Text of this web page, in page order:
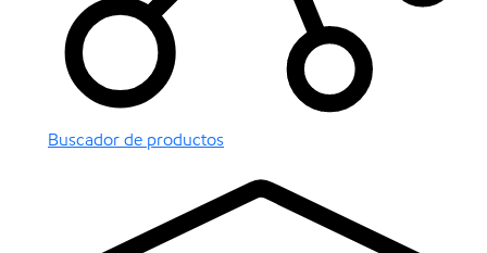
Buscador de productos